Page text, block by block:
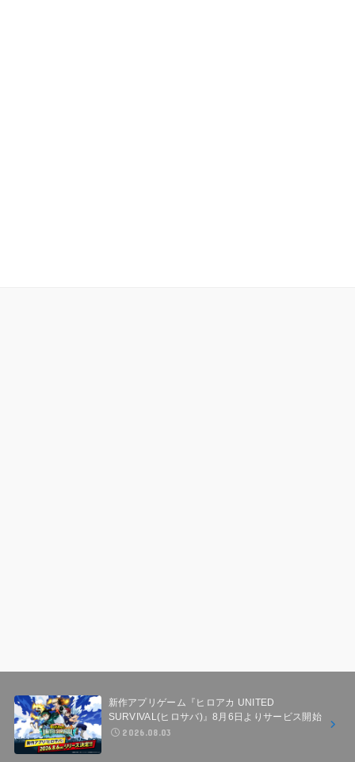
新作アプリゲーム『ヒロアカ UNITED
SURVIVAL(ヒロサバ)』8月6日よりサービス開始
2026.08.03